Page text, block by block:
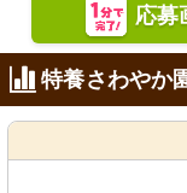
応募
特養さわやか